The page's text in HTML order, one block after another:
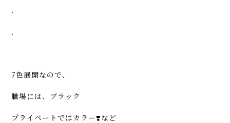
.
.
7色展開なので、
職場には、ブラック
プライベートではカラー❣️など